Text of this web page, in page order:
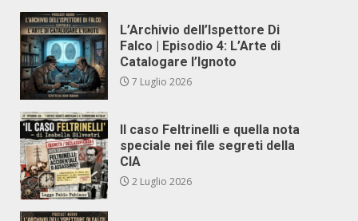
L’Archivio dell’Ispettore Di
Falco | Episodio 4: L’Arte di
Catalogare l’Ignoto
7 Luglio 2026
Il caso Feltrinelli e quella nota
speciale nei file segreti della
CIA
2 Luglio 2026